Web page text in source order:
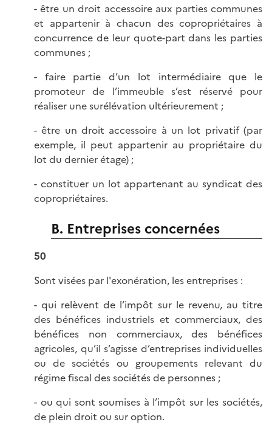
- être un droit accessoire aux parties communes
et appartenir à chacun des copropriétaires à
concurrence de leur quote-part dans les parties
communes ;
- faire partie d’un lot intermédiaire que le
promoteur de l’immeuble s’est réservé pour
réaliser une surélévation ultérieurement ;
- être un droit accessoire à un lot privatif (par
exemple, il peut appartenir au propriétaire du
lot du dernier étage) ;
- constituer un lot appartenant au syndicat des
copropriétaires.
B. Entreprises concernées
50
Sont visées par l'exonération, les entreprises :
- qui relèvent de l’impôt sur le revenu, au titre
des bénéfices industriels et commerciaux, des
bénéfices non commerciaux, des bénéfices
agricoles, qu’il s’agisse d’entreprises individuelles
ou de sociétés ou groupements relevant du
régime fiscal des sociétés de personnes ;
- ou qui sont soumises à l’impôt sur les sociétés,
de plein droit ou sur option.